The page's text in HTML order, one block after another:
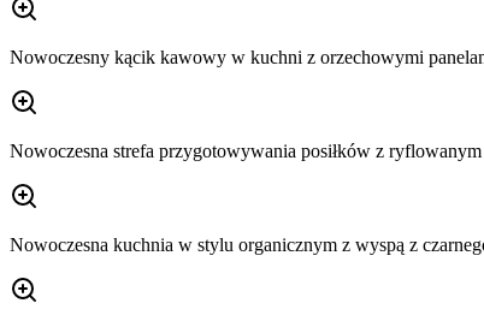
Nowoczesny kącik kawowy w kuchni z orzechowymi
Nowoczesna strefa przygotowywania posiłków z ryflowanym
Nowoczesna kuchnia w stylu organicznym z wyspą z